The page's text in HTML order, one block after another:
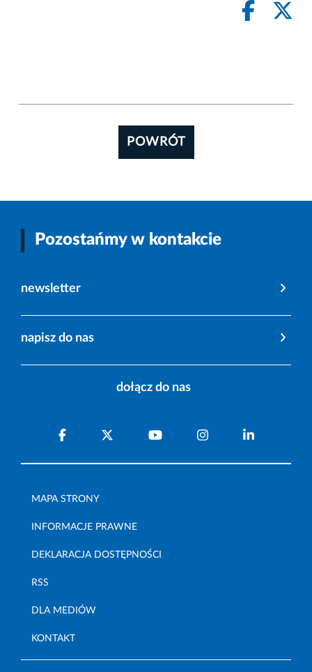
POWRÓT
Pozostańmy w kontakcie
newsletter
napisz do nas
dołącz do nas
MAPA STRONY
INFORMACJE PRAWNE
DEKLARACJA DOSTĘPNOŚCI
RSS
DLA MEDIÓW
KONTAKT